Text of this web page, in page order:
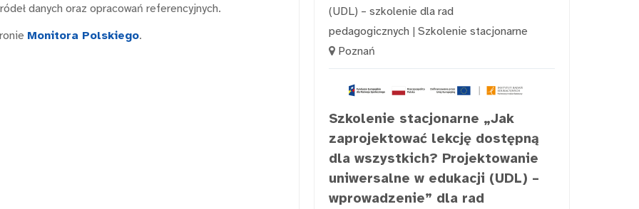
danych oraz opracowań referencyjnych.
Monitora Polskiego.
(UDL) – szkolenie dla rad
pedagogicznych | Szkolenie stacjonarne
Poznań
Szkolenie stacjonarne „Jak
zaprojektować lekcję dostępną
dla wszystkich? Projektowanie
uniwersalne w edukacji (UDL) –
wprowadzenie” dla rad